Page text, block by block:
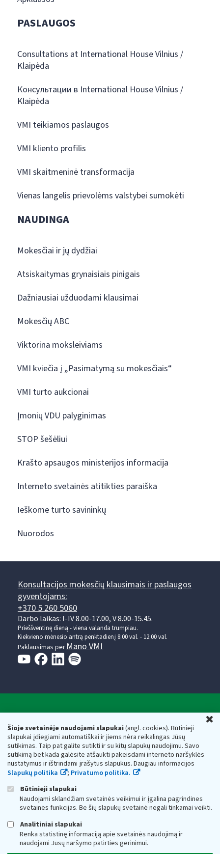
Šioje svetainėje naudojami slapukai(angl. cookies). Būtinieji
slapukai įdiegiami automatiškai ir jiems nėra reikalingas Jūsų
sutikimas. Taip pat galite sutikti ir su kitų slapukų naudojimu. Savo
sutikimą bet kada galėsite atšaukti pakeisdami interneto naršyklės
nustatymus ir ištrindami įrašytus slapukus. Daugiau informacijos
Slapukų politika
; Privatumo politika.
Būtinieji slapukai
Naudojami sklandžiam svetainės veikimui ir įgalina pagrindines
svetainės funkcijas. Be šių slapukų svetainė negali tinkamai veikti.
Analitiniai slapukai
Renka statistinę informaciją apie svetainės naudojimą ir
naudojami Jūsų naršymo patirties gerinimui.
PASLAUGOS
Consultations at International House Vilnius /
Klaipėda
Консультации в International House Vilnius /
Klaipėda
VMI teikiamos paslaugos
VMI kliento profilis
VMI skaitmeninė transformacija
Vienas langelis prievolėms valstybei sumokėti
NAUDINGA
Mokesčiai ir jų dydžiai
Atsiskaitymas grynaisiais pinigais
Dažniausiai užduodami klausimai
Mokesčių ABC
Viktorina moksleiviams
VMI kviečia į „Pasimatymą su mokesčiais“
VMI turto aukcionai
Įmonių VDU palyginimas
STOP šešėliui
Krašto apsaugos ministerijos informacija
Interneto svetainės atitikties paraiška
Ieškome turto savininkų
Nuorodos
Konsultacijos mokesčių klausimais ir paslaugos
gyventojams:
+370 5 260 5060
Darbo laikas: I-IV 8.00-17.00, V 8.00-15.45.
Prieššventinę dieną - viena valanda trumpiau.
Kiekvieno mėnesio antrą penktadienį 8.00 val. - 12.00 val.
Paklausimas per Mano VMI
Respublikos finansų ministerijos
Biudžetinė įstaiga. Juridinio asmens kodas — 188659752,
adresas: Vasario 16-osios g. 14, 01107 Vilnius, Lietuva, el.paštas:
vmi@vmi.lt, E. pristatymo dėžutės adresas 188659752
Duomenys apie Valstybinę mokesčių inspekciją prie Lietuvos
Respublikos finansų ministerijos kaupiami ir saugomi Juridinių